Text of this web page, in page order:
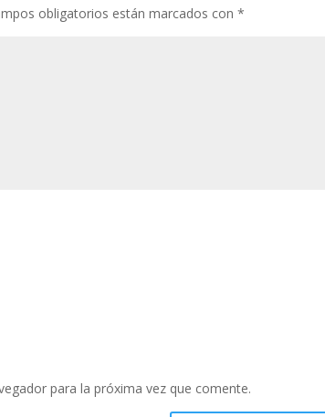
obligatorios están marcados con*
para la próxima vez que comente.